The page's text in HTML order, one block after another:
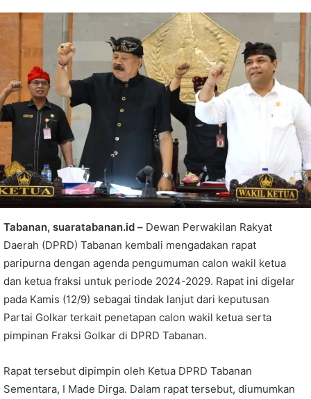
Tabanan, suaratabanan.id – Dewan Perwakilan Rakyat
Daerah (DPRD) Tabanan kembali mengadakan rapat
paripurna dengan agenda pengumuman calon wakil ketua
dan ketua fraksi untuk periode 2024-2029. Rapat ini digelar
pada Kamis (12/9) sebagai tindak lanjut dari keputusan
Partai Golkar terkait penetapan calon wakil ketua serta
pimpinan Fraksi Golkar di DPRD Tabanan.
Rapat tersebut dipimpin oleh Ketua DPRD Tabanan
Sementara, I Made Dirga. Dalam rapat tersebut, diumumkan